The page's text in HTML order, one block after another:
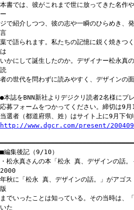
本書では、彼がこれまで世に放ってきた名作
ー
ジで紹介しつつ、彼の志や一瞬のひらめき、
言
葉で語られます。私たちの記憶に鋭く焼きつ
は
いかにして誕生したのか。デザイナー松永真
読
者の世代を問わずに読みやすく、デザインの
●本誌をBNN新社よりデジクリ読者2名様にプレ
応募フォームをつかってください。締切は9月
当選者（都道府県、姓）はサイト上に9月下旬
http://www.dgcr.com/present/
■編集後記（9/10）
・松永真さんの本「松永 真、デザインの話。
2000
年秋に「松永 真、デザインの話。」がアゴス
版
までいったことは知っている。その当時は、
いた